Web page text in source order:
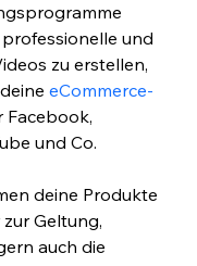
und
zu erstellen,
eCommerce-
Facebook,
und Co.
deine Produkte
Geltung,
auch die